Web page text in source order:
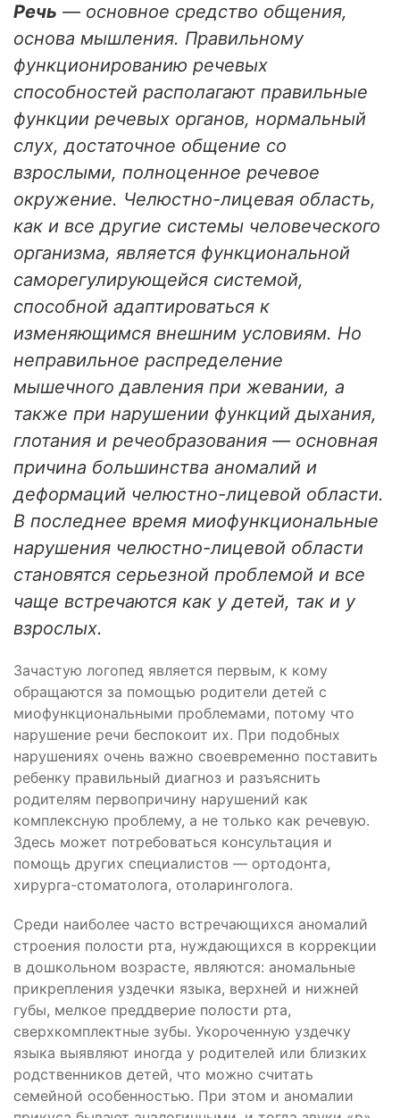
Речь — основное средство общения,
основа мышления. Правильному
функцио­нированию речевых
способностей располагают правильные
функции речевых органов, нормальный
слух, достаточное общение со
взрослыми, полноценное речевое
окружение. Челюстно-лицевая область,
как и все другие системы человеческого
организма, является функциональной
саморегулирующейся системой,
способной адаптироваться к
изменяющимся внешним условиям. Но
неправильное распределение
мышечного давления при жевании, а
также при нарушении функций дыхания,
глотания и речеобразования — основная
причина большинства аномалий и
деформаций челюстно-лицевой области.
В последнее время миофункциональные
нарушения челюстно-лицевой области
становятся серьезной проблемой и все
чаще встречаются как у детей, так и у
взрослых.
Зачастую логопед является первым, к кому
обращаются за помощью родители детей с
миофункциональными проблемами, потому что
нарушение речи беспокоит их. При подобных
нарушениях очень важно своевременно поставить
ребенку правильный диагноз и разъяснить
родителям первопричину нарушений как
комплексную проблему, а не только как речевую.
Здесь может потребоваться консультация и
помощь других специалистов — ортодонта,
хирурга-стоматолога, отоларинголога.
Среди наиболее часто встречающихся аномалий
строения полости рта, нуждающихся в коррекции
в дошкольном возрасте, являются: аномальные
прикрепления уздечки языка, верхней и нижней
губы, мелкое преддверие полости рта,
сверхкомплектные зубы. Укороченную уздечку
языка выявляют иногда у родителей или близких
родственников детей, что можно считать
семейной особенностью. При этом и аномалии